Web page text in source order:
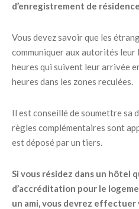
d’enregistrement de
Vous devez savoir que les
communiquer aux autorités leur
heures qui suivent leur arrivée
heures dans les zones reculées.
Il est conseillé de soumettre sa
règles complémentaires sont
est déposé par un tiers.
Si vous résidez dans un hôtel
d’accréditation pour le
un ami, vous devrez